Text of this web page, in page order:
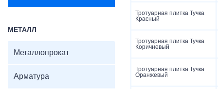
МЕТАЛЛ
Металлопрокат
Арматура
Тротуарная плитка Тучка
Красный
Тротуарная плитка Тучка
Коричневый
Тротуарная плитка Тучка
Оранжевый